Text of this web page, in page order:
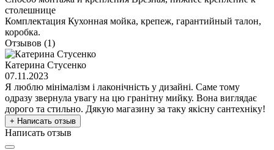
столешнице
Комплектация Кухонная мойка, крепеж, гарантийный талон,
коробка.
Отзывов (1)
Катерина Стусенко
07.11.2023
Я люблю мінімалізм і лаконічність у дизайні. Саме тому
одразу звернула увагу на цю гранітну мийку. Вона виглядає
дорого та стильно. Дякую магазину за таку якісну сантехніку!
+ Написать отзыв
Написать отзыв